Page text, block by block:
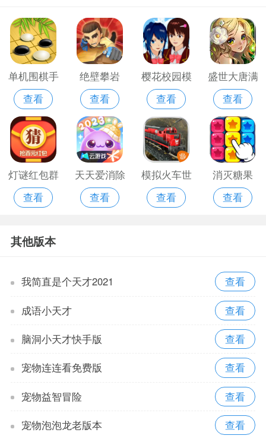
单机围棋手
机版
查看
绝壁攀岩
查看
樱花校园模
拟版无广告
中文版2021
版
查看
盛世大唐满
v版手机游
戏
查看
灯谜红包群
红包版手游
查看
天天爱消除
手游腾讯版
查看
模拟火车世
界手机游戏
查看
消灭糖果
2018安卓版
查看
其他版本
我简直是个天才2021
成语小天才
脑洞小天才快手版
宠物连连看免费版
宠物益智冒险
宠物泡泡龙老版本